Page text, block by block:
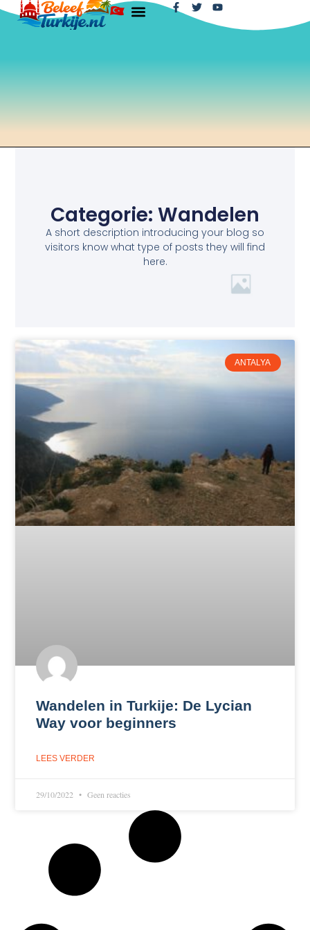
Categorie: Wandelen
A short description introducing your blog so
visitors know what type of posts they will find
here.
ANTALYA
Wandelen in Turkije: De Lycian
Way voor beginners
LEES VERDER
29/10/2022 Geen reacties